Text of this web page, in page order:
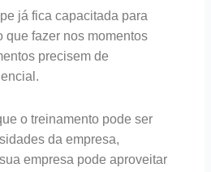
já fica capacitada para
que fazer nos momentos
precisem de
o treinamento pode ser
da empresa,
empresa pode aproveitar